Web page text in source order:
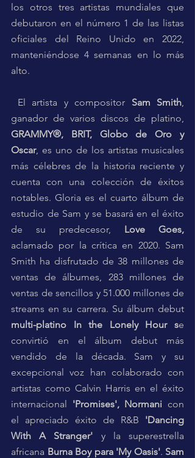
los otros tres artistas mundiales que
debutaron en el número 1 de las listas
oficiales del Reino Unido en 2022,
manteniéndose 4 semanas en lo más
alto.
El artista y compositor Sam Smith
GRAMMY®, BRIT, Globo de Oro y
Oscar, es uno de los artistas musicales
más célebres de la historia reciente y
cuenta con una colección de éxitos
notables. Gloria es el cuarto álbum de
estudio de Sam y se basará en el éxito
de su predecesor, Love Goes,
aclamado por la crítica en 2020. Sam
Smith ha disfrutado de 38 millones de
ventas de álbumes, 283 millones de
ventas de sencillos y 51.000 millones de
multi-platino In the Lonely Hour se
convirtió en el álbum debut más
vendido de la década. Sam y su
excepcional voz han colaborado con
artistas como Calvin Harris en el éxito
internacional 'Promises', Normani con
el apreciado éxito de R&B 'Dancing
With A Stranger' y la superestrella
africana Burna Boy para 'My Oasis'. Sam